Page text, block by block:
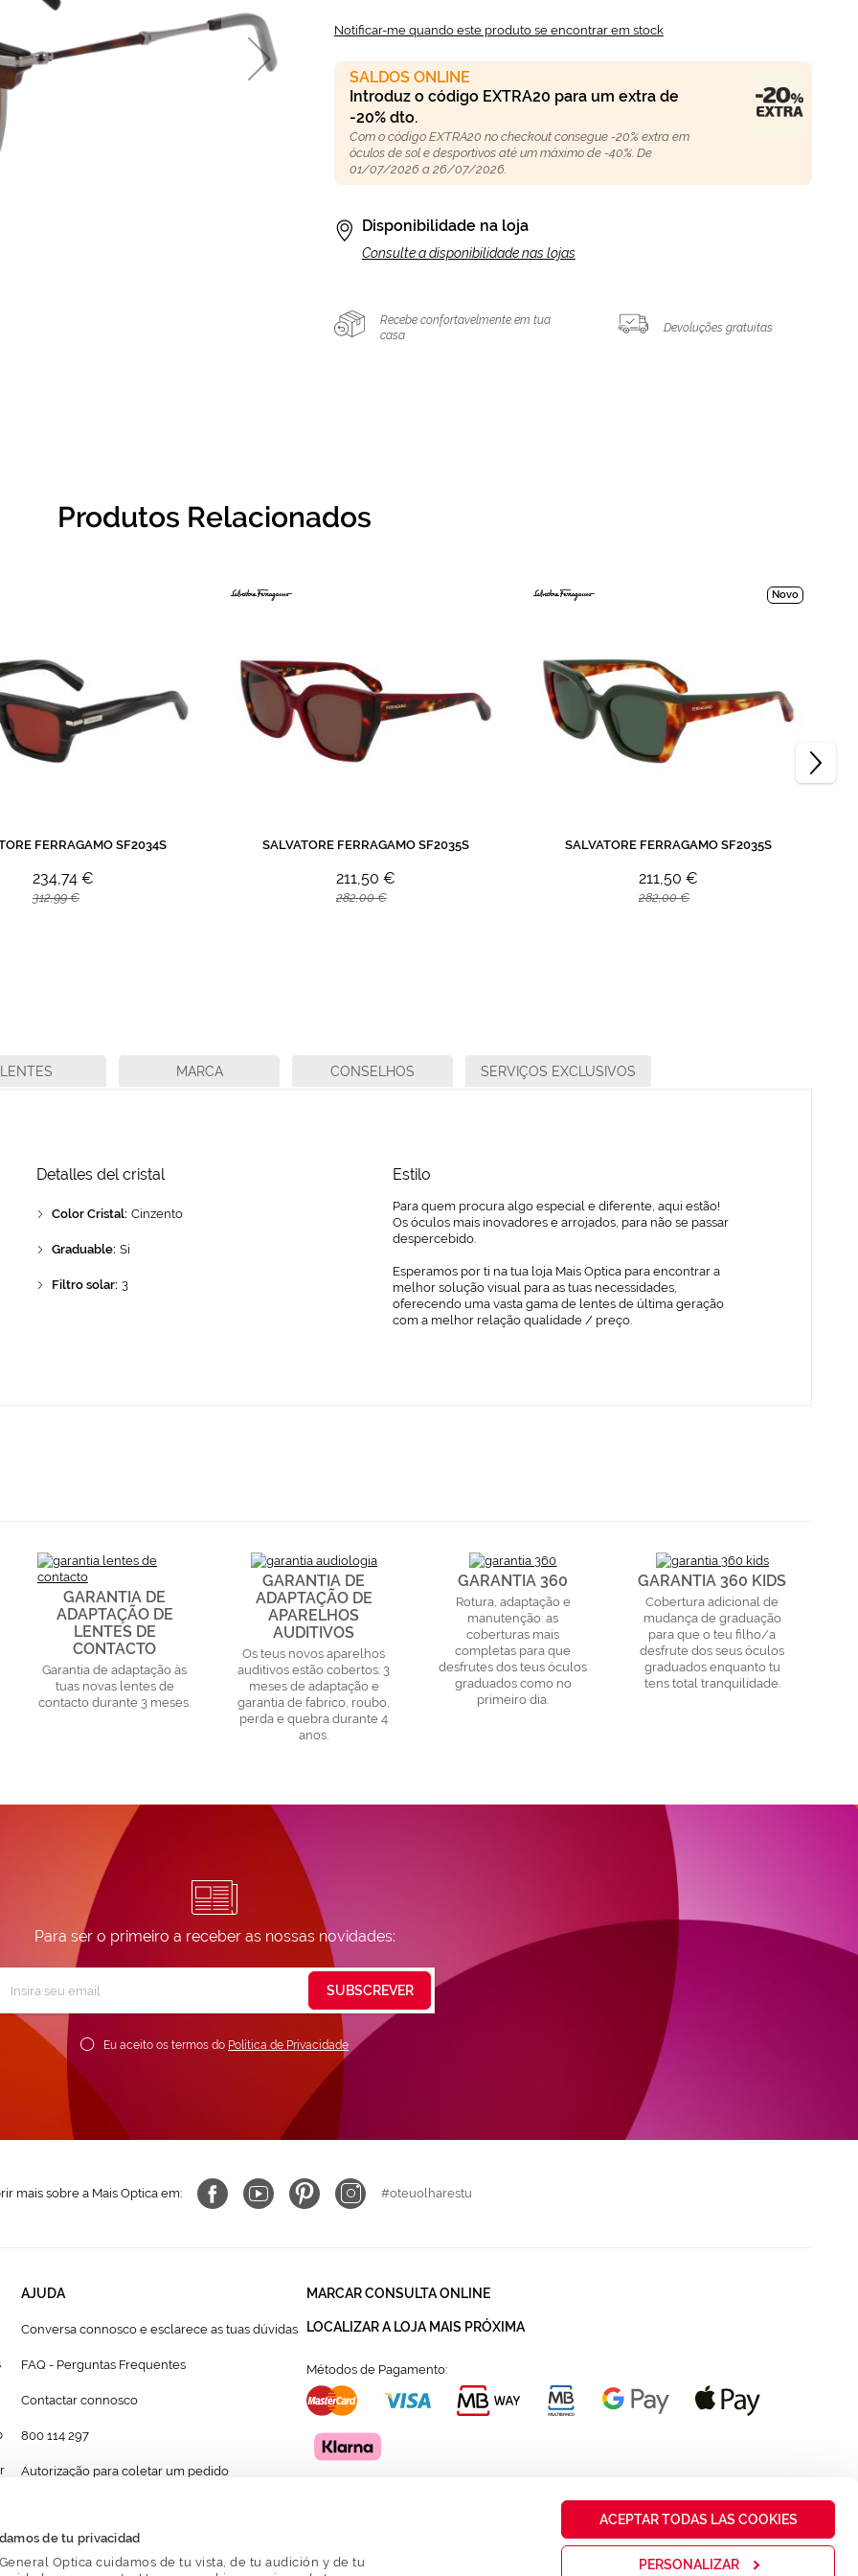
de tu privacidad
Optica cuidamos de tu vista, de tu audición y de tu
ACEPTAR TODAS LAS COOKIES
PERSONALIZAR
Notificar-me quando este produto se encontrar em stock
SALDOS ONLINE
Introduz o código EXTRA20 para um extra de
-20% dto.
Com o código EXTRA20 no checkout consegue -20% extra em
óculos de sol e desportivos até um máximo de -40%. De
01/07/2026 a 26/07/2026.
Disponibilidade na loja
Consulte a disponibilidade nas lojas
Recebe confortavelmente em tua
casa
Devoluções gratuitas
Produtos Relacionados
FERRAGAMO SF2034S
234,74 €
312,99 €
SALVATORE FERRAGAMO SF2035S
211,50 €
282,00 €
Novo
SALVATORE FERRAGAMO SF2035S
211,50 €
282,00 €
Detalles del cristal
Color Cristal: Cinzento
Graduable: Si
Filtro solar: 3
Estilo
Para quem procura algo especial e diferente, aqui estão!
Os óculos mais inovadores e arrojados, para não se passar
despercebido.
Esperamos por ti na tua loja Mais Optica para encontrar a
melhor solução visual para as tuas necessidades,
oferecendo uma vasta gama de lentes de última geração
com a melhor relação qualidade / preço.
LENTES MARCA CONSELHOS SERVIÇOS EXCLUSIVOS
GARANTIA DE
ADAPTAÇÃO DE
LENTES DE
CONTACTO
Garantia de adaptação às
tuas novas lentes de
contacto durante 3 meses.
GARANTIA DE
ADAPTAÇÃO DE
APARELHOS
AUDITIVOS
Os teus novos aparelhos
auditivos estão cobertos: 3
meses de adaptação e
garantia de fabrico, roubo,
perda e quebra durante 4
anos.
GARANTIA 360
Rotura, adaptação e
manutenção: as
coberturas mais
completas para que
desfrutes dos teus óculos
graduados como no
primeiro dia.
GARANTIA 360 KIDS
Cobertura adicional de
mudança de graduação
para que o teu filho/a
desfrute dos seus óculos
graduados enquanto tu
tens total tranquilidade.
Para ser o primeiro a receber as nossas novidades:
Newsletter:
Eu aceito os termos do Política de Privacidade
SUBSCREVER
mais sobre a Mais Optica em: #oteuolharestu
AJUDA
Conversa connosco e esclarece as tuas dúvidas
FAQ - Perguntas Frequentes
Contactar connosco
800 114 297
Autorização para coletar um pedido
MARCAR CONSULTA ONLINE
LOCALIZAR A LOJA MAIS PRÓXIMA
Métodos de Pagamento: